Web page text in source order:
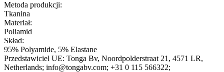
Metoda produkcji:
Tkanina
Materiał:
Poliamid
Skład:
95% Polyamide, 5% Elastane
Przedstawiciel UE: Tonga Bv, Noordpolderstraat 21 , 4571 LR,
Netherlands; info@tongabv.com; +31 0 115 566322;